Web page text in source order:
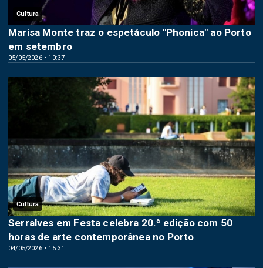
Cultura
05/05/2026 • 10:37
Marisa Monte traz o espetáculo "Phonica" ao Porto
em setembro
Cultura
04/05/2026 • 15:31
Serralves em Festa celebra 20.ª edição com 50
horas de arte contemporânea no Porto